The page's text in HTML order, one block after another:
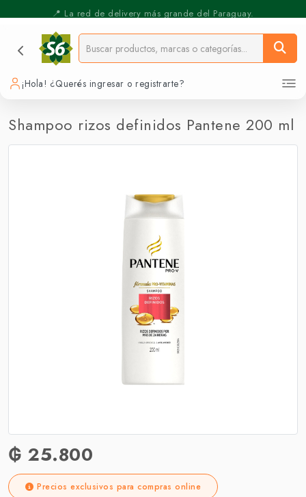
📍 La red de delivery más grande del Paraguay.
⚡️ Pickup Express - Retirás en 30 min.
¡Hola! ¿Querés ingresar o registrarte?
Shampoo rizos definidos Pantene 200 ml
₲ 25.800
Precios exclusivos para compras online